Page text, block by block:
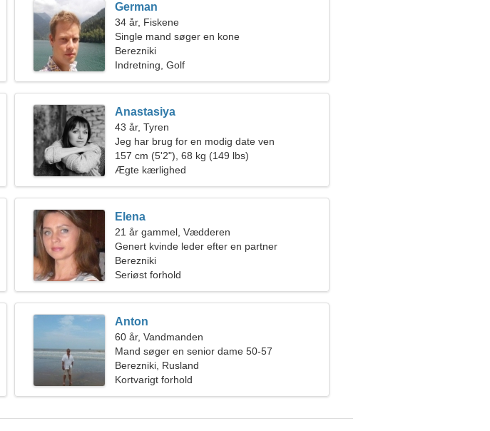
German
34 år, Fiskene
Single mand søger en kone
Berezniki
Indretning, Golf
Anastasiya
43 år, Tyren
Jeg har brug for en modig date ven
157 cm (5'2"), 68 kg (149 lbs)
Ægte kærlighed
Elena
21 år gammel, Vædderen
Genert kvinde leder efter en partner
Berezniki
Seriøst forhold
Anton
60 år, Vandmanden
Mand søger en senior dame 50-57
Berezniki, Rusland
Kortvarigt forhold